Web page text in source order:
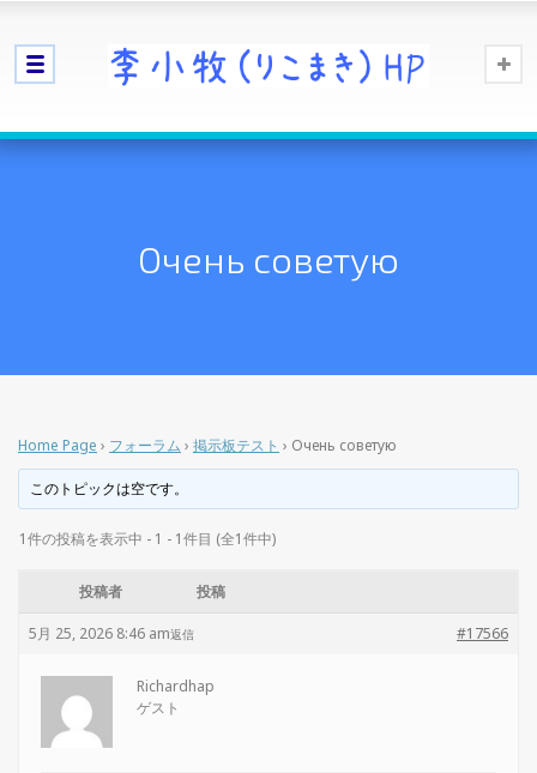
Очень советую
Home Page › フォーラム › 掲示板テスト › Очень советую
このトピックは空です。
1件の投稿を表示中 - 1 - 1件目 (全1件中)
投稿者 投稿
5月 25, 2026 8:46 am #17566
返信
Richardhap
ゲスト